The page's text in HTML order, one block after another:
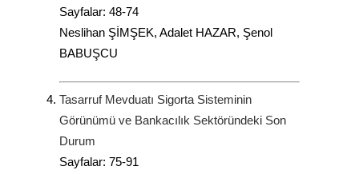
Sayfalar: 48-74
Neslihan ŞİMŞEK, Adalet HAZAR, Şenol
BABUŞCU
Tasarruf Mevduatı Sigorta Sisteminin
Görünümü ve Bankacılık Sektöründeki Son
Durum
Sayfalar: 75-91